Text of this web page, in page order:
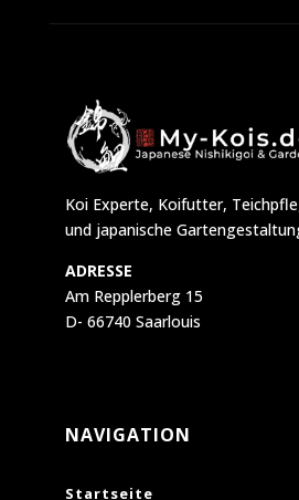
Koi Experte, Koifutter,
und japanische
ADRESSE
Am Repplerberg 15
D- 66740 Saarlouis
NAVIGATION
Startseite